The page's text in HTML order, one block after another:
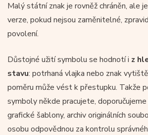
Malý státní znak je rovněž chráněn, ale
verze, pokud nejsou zaměnitelné,
povolení.
Důstojné užití symbolu se hodnotí i z
stavu: potrhaná vlajka nebo znak
poměru může vést k přestupku. Takže
symboly někde pracujete,
grafické šablony, archiv originálních
osobu odpovědnou za kontrolu